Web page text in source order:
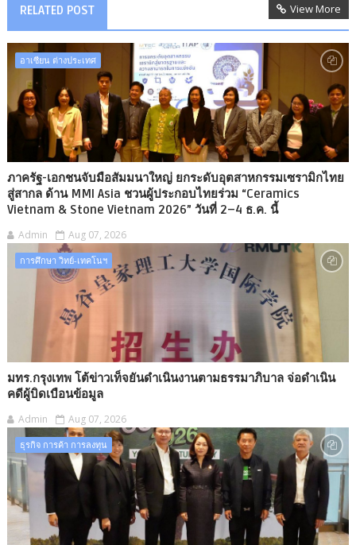
RELATED POST View More
อาเซียน ต่างประเทศ
ภาครัฐ-เอกชนจับมือสัมมนาใหญ่ ยกระดับอุตสาหกรรมเซรามิกไทย
สู่สากล ด้าน MMI Asia ชวนผู้ประกอบไทยร่วม “Ceramics
Vietnam & Stone Vietnam 2026” วันที่ 2–4 ธ.ค. นี้
Admin Aug 07, 2026
การศึกษา วิทย์-เทคโนฯ
มทร.กรุงเทพ โต้ข่าวเท็จยันดำเนินงานตามธรรมาภิบาล จ่อดำเนิน
คดีผู้บิดเบือนข้อมูล
Admin Aug 07, 2026
ธุรกิจ การค้า การลงทุน